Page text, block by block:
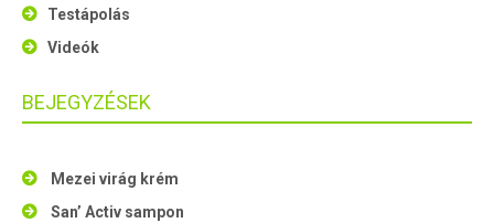
Testápolás
Videók
BEJEGYZÉSEK
Mezei virág krém
San’ Activ sampon